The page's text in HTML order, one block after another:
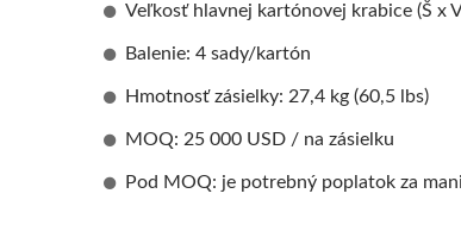
Veľkosť hlavnej kartónovej krabice (Š x
Balenie: 4 sady/kartón
Hmotnosť zásielky: 27,4 kg (60,5 lbs)
MOQ: 25 000 USD / na zásielku
Pod MOQ: je potrebný poplatok za